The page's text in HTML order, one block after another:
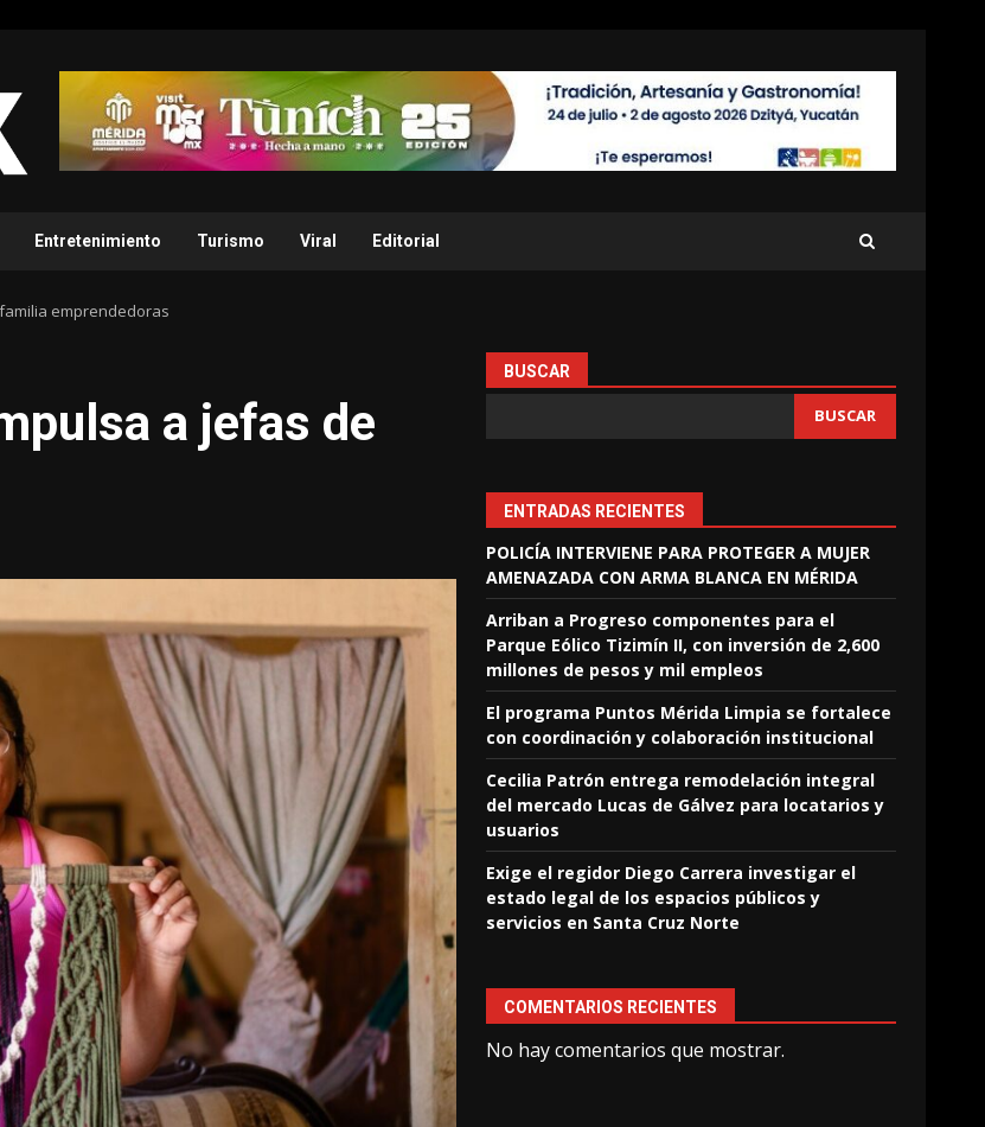
Entretenimiento Turismo Viral Editorial
emprendedoras
a jefas de
BUSCAR
BUSCAR
ENTRADAS RECIENTES
POLICÍA INTERVIENE PARA PROTEGER A MUJER
AMENAZADA CON ARMA BLANCA EN MÉRIDA
Arriban a Progreso componentes para el
Parque Eólico Tizimín II, con inversión de 2,600
millones de pesos y mil empleos
El programa Puntos Mérida Limpia se fortalece
con coordinación y colaboración institucional
Cecilia Patrón entrega remodelación integral
del mercado Lucas de Gálvez para locatarios y
usuarios
Exige el regidor Diego Carrera investigar el
estado legal de los espacios públicos y
servicios en Santa Cruz Norte
COMENTARIOS RECIENTES
No hay comentarios que mostrar.